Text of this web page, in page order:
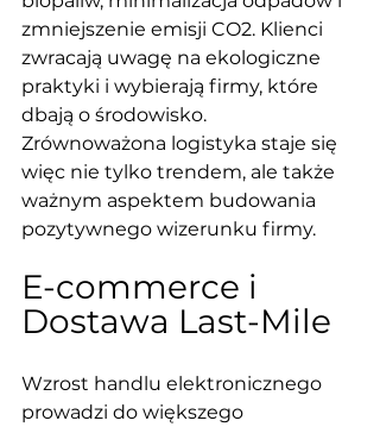
zmniejszenie emisji CO2. Klienci
zwracają uwagę na ekologiczne
praktyki i wybierają firmy, które
dbają o środowisko.
Zrównoważona logistyka staje się
więc nie tylko trendem, ale także
ważnym aspektem budowania
pozytywnego wizerunku firmy.
E-commerce i
Dostawa Last-Mile
Wzrost handlu elektronicznego
prowadzi do większego